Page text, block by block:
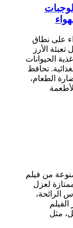
على نطاق
الأرز
الحيوانات
تحافظ
الطعام،
من فيلم
لعزل
الرائحة،
مثل